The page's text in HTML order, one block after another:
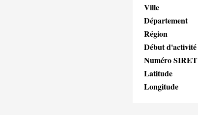
Ville
Département
Région
Début d'activité
Numéro SIRET
Latitude
Longitude